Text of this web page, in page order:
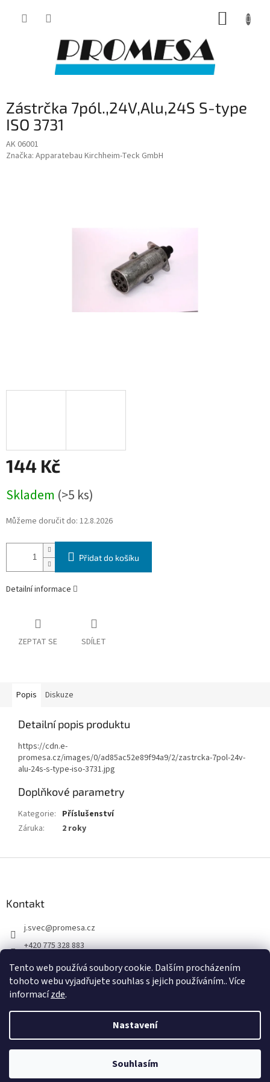
Tento web používá soubory cookie. Dalším procházením
tohoto webu vyjadřujete souhlas s jejich používáním.. Více
informacízde.
Nastavení
Souhlasím
Zástrčka 7pól.,24V,Alu,24S S-type
ISO 3731
AK 06001
Značka: Apparatebau Kirchheim-Teck GmbH
144 Kč
cena:
Skladem (>5 ks)
Můžeme doručit do: 12.8.2026
Přidat do košíku
Detailní informace
ZEPTAT SE SDÍLET
Popis Diskuze
Detailní popis produktu
https://cdn.e-
promesa.cz/images/0/ad85ac52e89f94a9/2/zastrcka-7pol-24v-
alu-24s-s-type-iso-3731.jpg
Doplňkové parametry
Kategorie: Příslušenství
Záruka: 2 roky
Kontakt
j.svec@promesa.cz
+420 775 328 883
Vytvořil Shoptet
PROMESA. Všechna práva vyhrazena.